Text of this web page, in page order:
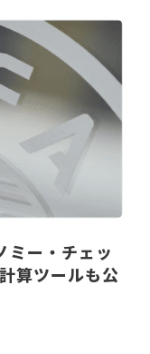
ミー・チェッ
算ツールも公